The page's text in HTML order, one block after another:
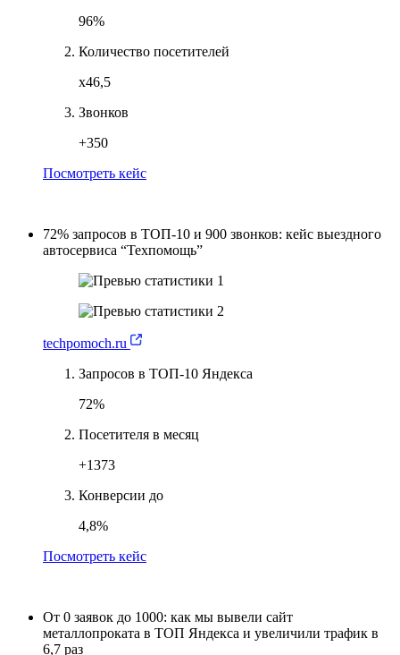
96%
Количество посетителей
х46,5
Звонков
+350
Посмотреть кейс
72% запросов в ТОП-10 и 900 звонков: кейс выездного
автосервиса “Техпомощь”
techpomoch.ru
Запросов в ТОП-10 Яндекса
72%
Посетителя в месяц
+1373
Конверсии до
4,8%
Посмотреть кейс
От 0 заявок до 1000: как мы вывели сайт
металлопроката в ТОП Яндекса и увеличили трафик в
6,7 раз